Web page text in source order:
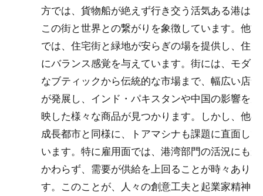
方では、貨物船が絶えず行き交う活気ある港は、
この街と世界との繋がりを象徴しています。他方
では、住宅街と緑地が安らぎの場を提供し、住民
にバランス感覚を与えています。街には、モダン
なブティックから伝統的な市場まで、幅広い店舗
が発展し、インド・パキスタンや中国の影響を反
映した様々な商品が見つかります。しかし、他の
成長都市と同様に、トアマシナも課題に直面して
います。特に雇用面では、港湾部門の活況にもか
かわらず、需要が供給を上回ることが時々ありま
す。このことが、人々の創意工夫と起業家精神を